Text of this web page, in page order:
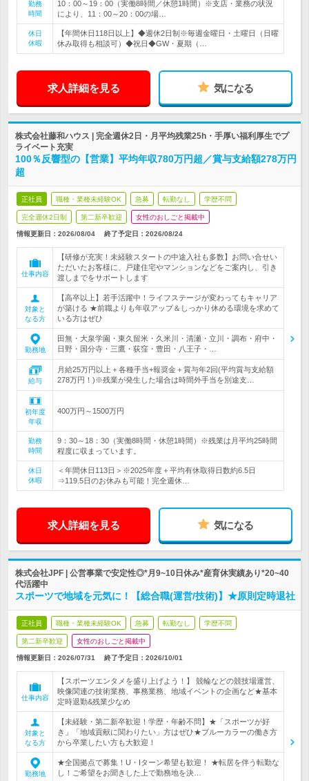
勤務
時間
10：00～19：00（実働8時間／休憩1時間）※支店・業務の状況
により、11：00～20：00の場…
休日
休暇
【年間休日118日以上】◆週休2日制※毎週金曜日・土曜日（日曜
休み取得も相談可）◆祝日◆GW・夏期（…
求人詳細を見る 気になる
株式会社藤和ハウス | 完全週休2日・月平均残業25h・手厚い福利厚生でプ
ライベート充実
100％反響型の【営業】平均年収780万円超／賞与支給額278万円
超
正社員 職種・業種未経験OK 急募 転勤なし 学歴不問
完全週休2日制 第二新卒歓迎 女性のおしごと掲載中
情報更新日：2026/08/04 終了予定日： 2026/08/24
仕事内容
【研修が充実！未経験スタートの中途入社も多数】お問い合せい
ただいたお客様に、戸建住宅やマンションなどをご案内し、引き
渡しまでをサポートします
対象と
なる方
【高卒以上】若手活躍中！ライフステージが変わってもキャリア
が築ける ★前職よりも年収アップ＆しっかり休める環境を求めて
いる方はぜひ
勤務地
田無・大泉学園・東久留米・久米川・清瀬・立川・調布・府中・
日野・国分寺・三鷹・荻窪・豊田・八王子・…
給与
月給25万円以上＋各種手当+報奨金＋賞与年2回(平均賞与支給額
278万円！)※残業が発生した場合は時間外手当を別途支…
初年度
年収
400万円～1500万円
勤務
時間
9：30～18：30（実働8時間・休憩1時間）※残業は月平均25時間
程度に収まっています。
休日
休暇
＜年間休日113日＞※2025年度＋平均有休取得日数約6.5日
⇒119.5日のお休みも可能！完全週休…
求人詳細を見る 気になる
株式会社JPF | 公営事業で安定性◎*月9~10日休み*産育休実績あり*20~40
代活躍中
スポーツで地域を元気に！【総合職(運営/技術)】★原則定時退社
正社員 職種・業種未経験OK 急募 転勤なし 学歴不問
第二新卒歓迎 女性のおしごと掲載中
情報更新日：2026/07/31 終了予定日： 2026/10/01
仕事内容
【スポーツエンタメを盛り上げよう！】 競輪などの競技場運営、
映像関連の技術業務、事務業務、地域イベントの企画など★基本
定時退勤&残業少なめ
対象と
なる方
【未経験・第二新卒歓迎！学歴・年齢不問】★「スポーツが好
き」「地域貢献に関わりたい」方はぜひ★ブルーカラーの働き方
から卒業したい方も大歓迎！
勤務地
★全国拠点で募集！U・Iターン希望も歓迎！ ★転居を伴う転勤な
し！ご希望をお聞きした上で勤務地を決…